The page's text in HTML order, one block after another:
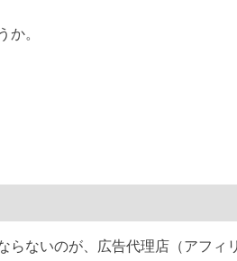
か。
ないのが、広告代理店（アフィ